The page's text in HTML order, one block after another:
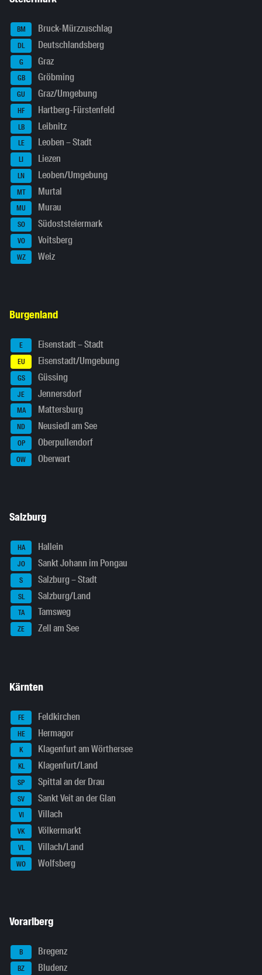
BM Bruck-Mürzzuschlag
DL Deutschlandsberg
G Graz
GB Gröbming
GU Graz/Umgebung
HF Hartberg-Fürstenfeld
LB Leibnitz
LE Leoben – Stadt
LI Liezen
LN Leoben/Umgebung
MT Murtal
MU Murau
SO Südoststeiermark
VO Voitsberg
WZ Weiz
Burgenland
E Eisenstadt – Stadt
EU Eisenstadt/Umgebung
GS Güssing
JE Jennersdorf
MA Mattersburg
ND Neusiedl am See
OP Oberpullendorf
OW Oberwart
Salzburg
HA Hallein
JO Sankt Johann im Pongau
S Salzburg – Stadt
SL Salzburg/Land
TA Tamsweg
ZE Zell am See
Kärnten
FE Feldkirchen
HE Hermagor
K Klagenfurt am Wörthersee
KL Klagenfurt/Land
SP Spittal an der Drau
SV Sankt Veit an der Glan
VI Villach
VK Völkermarkt
VL Villach/Land
WO Wolfsberg
Vorarlberg
B Bregenz
BZ Bludenz